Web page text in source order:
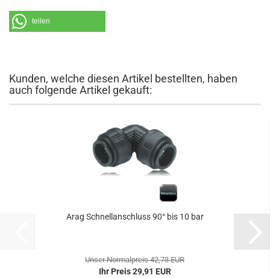
teilen
Kunden, welche diesen Artikel bestellten, haben
auch folgende Artikel gekauft:
Arag Schnellanschluss 90° bis 10 bar
Unser Normalpreis 42,73 EUR
Ihr Preis 29,91 EUR